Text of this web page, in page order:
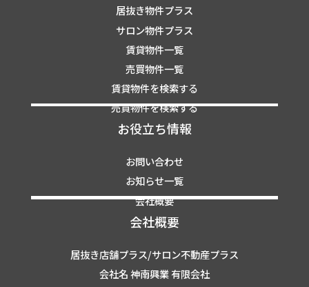
居抜き物件プラス
サロン物件プラス
賃貸物件一覧
売買物件一覧
賃貸物件を検索する
売買物件を検索する
お役立ち情報
お問い合わせ
お知らせ一覧
会社概要
会社概要
居抜き店舗プラス/サロン不動産プラス
会社名 神南興業 有限会社